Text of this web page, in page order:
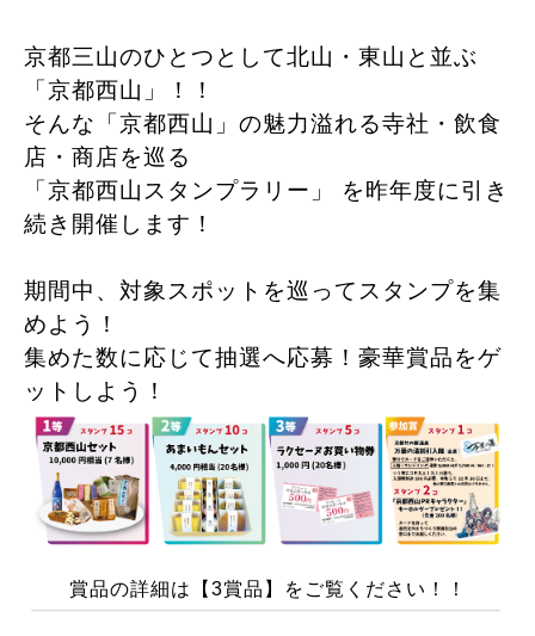
京都三山のひとつとして北山・東山と並ぶ
「京都西山」！！
そんな「京都西山」の魅力溢れる寺社・飲食
店・商店を巡る
「京都西山スタンプラリー」 を昨年度に引き
続き開催します！
期間中、対象スポットを巡ってスタンプを集
めよう！
集めた数に応じて抽選へ応募！豪華賞品をゲ
ットしよう！
賞品の詳細は【3賞品】をご覧ください！！